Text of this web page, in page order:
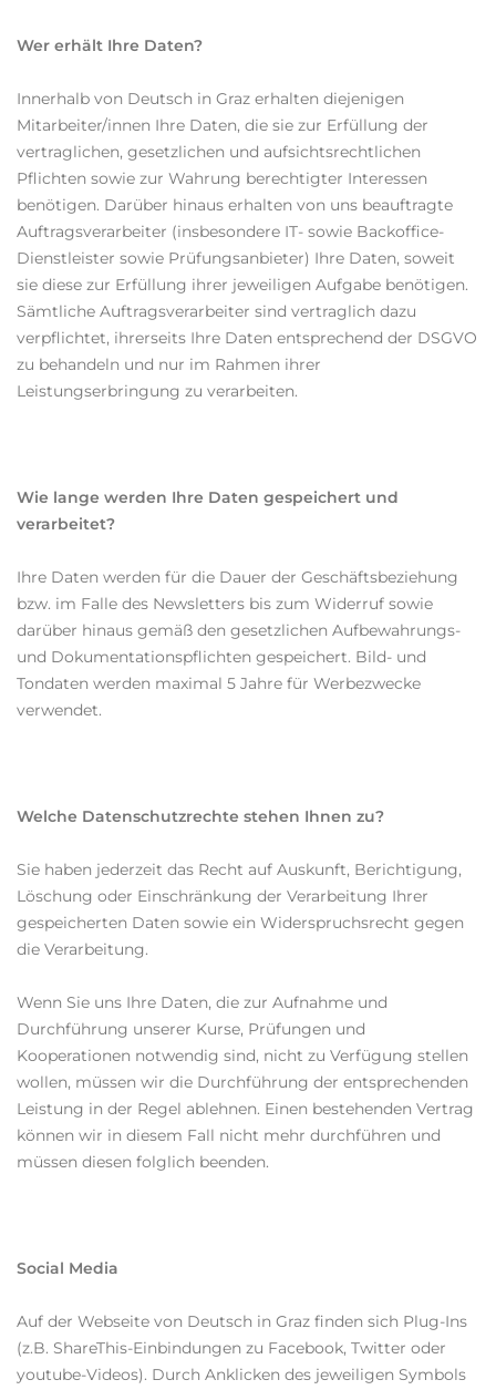
Wer erhält Ihre Daten?
Innerhalb von Deutsch in Graz erhalten diejenigen
Mitarbeiter/innen Ihre Daten, die sie zur Erfüllung der
vertraglichen, gesetzlichen und aufsichtsrechtlichen
Pflichten sowie zur Wahrung berechtigter Interessen
benötigen. Darüber hinaus erhalten von uns beauftragte
Auftragsverarbeiter (insbesondere IT- sowie Backoffice-
Dienstleister sowie Prüfungsanbieter) Ihre Daten, soweit
sie diese zur Erfüllung ihrer jeweiligen Aufgabe benötigen.
Sämtliche Auftragsverarbeiter sind vertraglich dazu
verpflichtet, ihrerseits Ihre Daten entsprechend der DSGVO
zu behandeln und nur im Rahmen ihrer
Leistungserbringung zu verarbeiten.
Wie lange werden Ihre Daten gespeichert und
verarbeitet?
Ihre Daten werden für die Dauer der Geschäftsbeziehung
bzw. im Falle des Newsletters bis zum Widerruf sowie
darüber hinaus gemäß den gesetzlichen Aufbewahrungs-
und Dokumentationspflichten gespeichert. Bild- und
Tondaten werden maximal 5 Jahre für Werbezwecke
verwendet.
Welche Datenschutzrechte stehen Ihnen zu?
Sie haben jederzeit das Recht auf Auskunft, Berichtigung,
Löschung oder Einschränkung der Verarbeitung Ihrer
gespeicherten Daten sowie ein Widerspruchsrecht gegen
die Verarbeitung.
Wenn Sie uns Ihre Daten, die zur Aufnahme und
Durchführung unserer Kurse, Prüfungen und
Kooperationen notwendig sind, nicht zu Verfügung stellen
wollen, müssen wir die Durchführung der entsprechenden
Leistung in der Regel ablehnen. Einen bestehenden Vertrag
können wir in diesem Fall nicht mehr durchführen und
müssen diesen folglich beenden.
Social Media
Auf der Webseite von Deutsch in Graz finden sich Plug-Ins
(z.B. ShareThis-Einbindungen zu Facebook, Twitter oder
youtube-Videos). Durch Anklicken des jeweiligen Symbols